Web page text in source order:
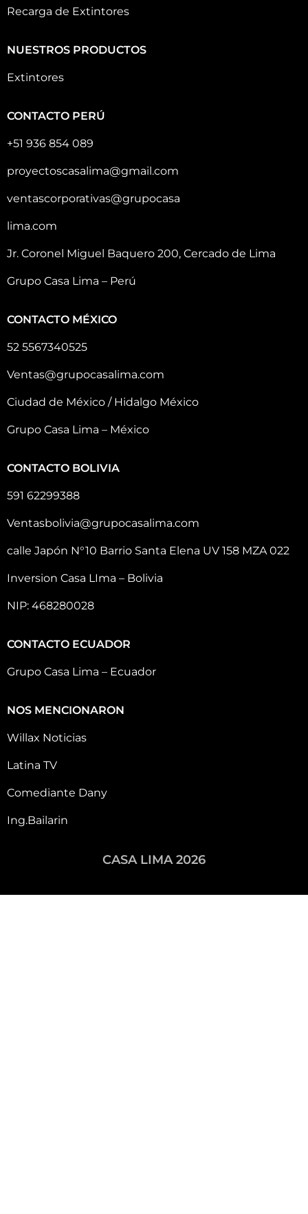
Recarga de Extintores
NUESTROS PRODUCTOS
Extintores
CONTACTO PERÚ
+51 936 854 089
proyectoscasalima@gmail.com
ventascorporativas@grupocasa
lima.com
Jr. Coronel Miguel Baquero 200, Cercado de Lima
Grupo Casa Lima – Perú
CONTACTO MÉXICO
52 5567340525
Ventas@grupocasalima.com
Ciudad de México / Hidalgo México
Grupo Casa Lima – México
CONTACTO BOLIVIA
591 62299388
Ventasbolivia@grupocasalima.com
calle Japón N°10 Barrio Santa Elena UV 158 MZA 022
Inversion Casa LIma – Bolivia
NIP: 468280028
CONTACTO ECUADOR
Grupo Casa Lima – Ecuador
NOS MENCIONARON
Willax Noticias
Latina TV
Comediante Dany
Ing.Bailarin
CASA LIMA 2026